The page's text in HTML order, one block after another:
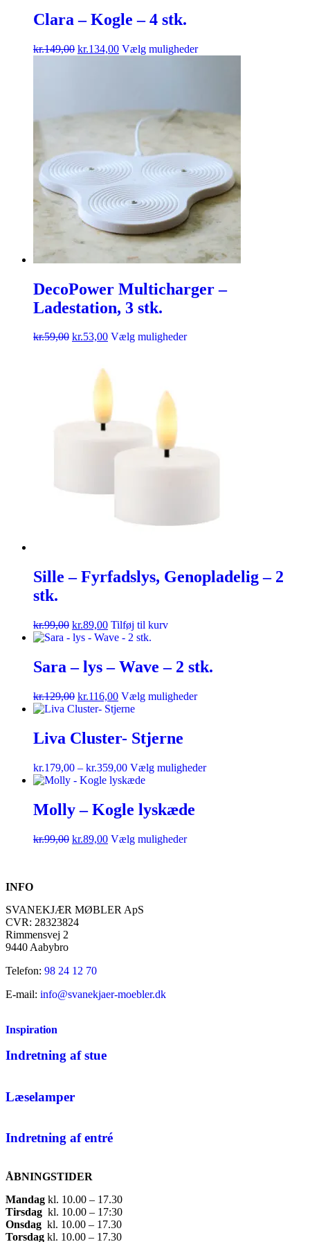
Clara – Kogle – 4 stk.
kr.149,00 kr.134,00 Vælg muligheder
DecoPower Multicharger –
Ladestation, 3 stk.
kr.59,00 kr.53,00 Vælg muligheder
Sille – Fyrfadslys, Genopladelig – 2
stk.
kr.99,00 kr.89,00 Tilføj til kurv
Sara – lys – Wave – 2 stk.
kr.129,00 kr.116,00 Vælg muligheder
Liva Cluster- Stjerne
kr.179,00 – kr.359,00 Vælg muligheder
Molly – Kogle lyskæde
kr.99,00 kr.89,00 Vælg muligheder
INFO
SVANEKJÆR MØBLER ApS
CVR: 28323824
Rimmensvej 2
9440 Aabybro
Telefon: 98 24 12 70
E-mail: info@svanekjaer-moebler.dk
Inspiration
Indretning af stue
Læselamper
Indretning af entré
ÅBNINGSTIDER
Mandag ​ kl. 10.00 – 17.30​
Tirsdag ​ kl. 10.00 – 17:30​
Onsdag ​ kl. 10.00 – 17.30​
Torsdag ​ kl. 10.00 – 17.30​